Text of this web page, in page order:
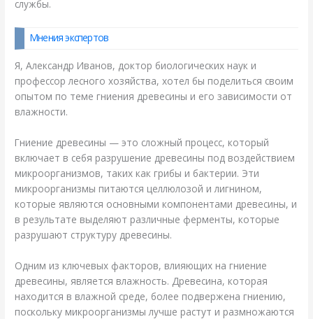
службы.
Мнения экспертов
Я, Александр Иванов, доктор биологических наук и
профессор лесного хозяйства, хотел бы поделиться своим
опытом по теме гниения древесины и его зависимости от
влажности.
Гниение древесины — это сложный процесс, который
включает в себя разрушение древесины под воздействием
микроорганизмов, таких как грибы и бактерии. Эти
микроорганизмы питаются целлюлозой и лигнином,
которые являются основными компонентами древесины, и
в результате выделяют различные ферменты, которые
разрушают структуру древесины.
Одним из ключевых факторов, влияющих на гниение
древесины, является влажность. Древесина, которая
находится в влажной среде, более подвержена гниению,
поскольку микроорганизмы лучше растут и размножаются